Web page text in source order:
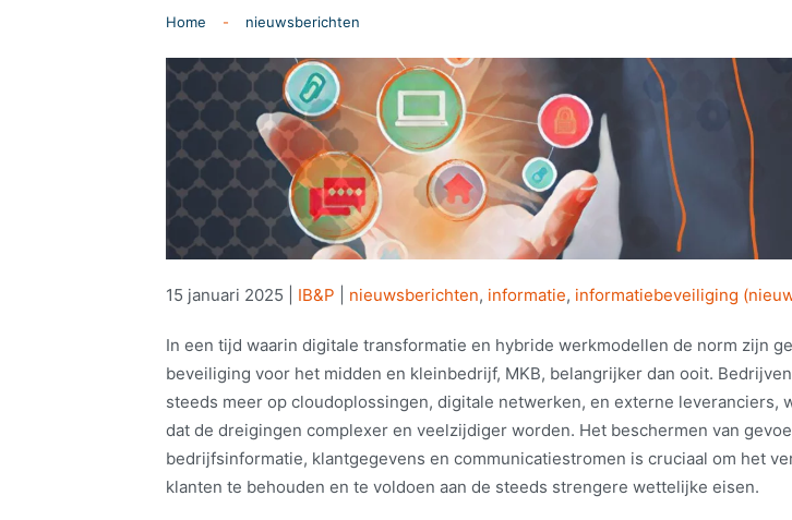
Home nieuwsberichten
15 januari 2025 IB&P nieuwsberichten, informatie, informatiebeveiliging
In een tijd waarin digitale transformatie en hybride werkmodellen de norm zijn
beveiliging voor het midden en kleinbedrijf, MKB, belangrijker dan ooit.
steeds meer op cloudoplossingen, digitale netwerken, en externe leveranciers,
dat de dreigingen complexer en veelzijdiger worden. Het beschermen van
bedrijfsinformatie, klantgegevens en communicatiestromen is cruciaal om het
klanten te behouden en te voldoen aan de steeds strengere wettelijke eisen.